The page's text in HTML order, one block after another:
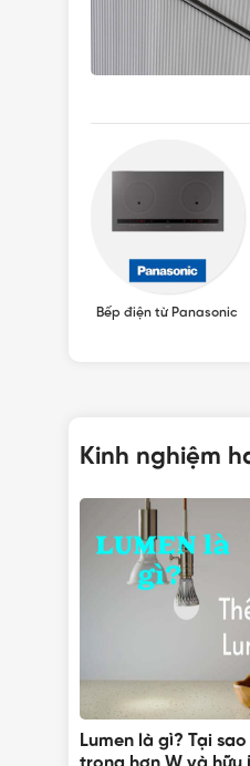
Bếp điện từ Panasonic
Kinh nghiệm
Lumen là gì? Tại